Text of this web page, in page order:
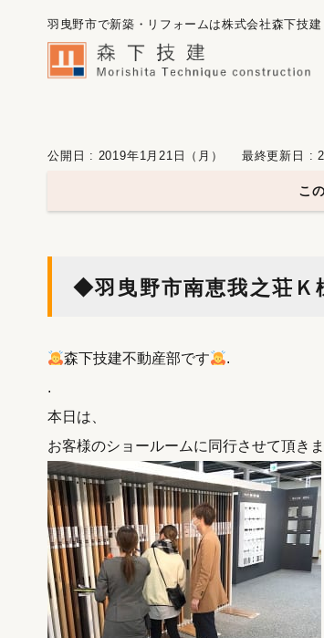
羽曳野市で新築・リフォームは株式会社森下技建
公開日 : 2019年1月21日（月） 最終更新日 :
こ
◆羽曳野市南恵我之荘
森下技建不動産部です
.
.
本日は、
お客様のショールームに同行させて頂き